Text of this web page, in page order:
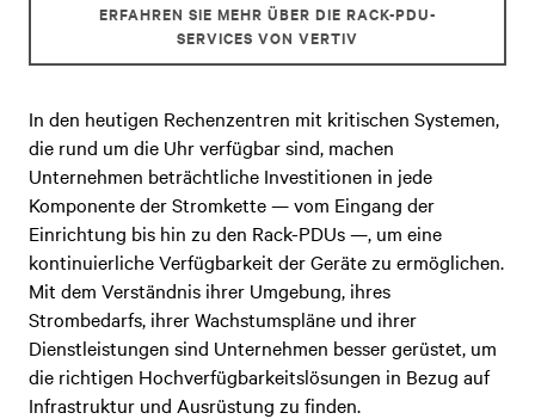
ERFAHREN SIE MEHR ÜBER DIE RACK-PDU-
SERVICES VON VERTIV
In den heutigen Rechenzentren mit kritischen Systemen,
die rund um die Uhr verfügbar sind, machen
Unternehmen beträchtliche Investitionen in jede
Komponente der Stromkette — vom Eingang der
Einrichtung bis hin zu den Rack-PDUs —, um eine
kontinuierliche Verfügbarkeit der Geräte zu ermöglichen.
Mit dem Verständnis ihrer Umgebung, ihres
Strombedarfs, ihrer Wachstumspläne und ihrer
Dienstleistungen sind Unternehmen besser gerüstet, um
die richtigen Hochverfügbarkeitslösungen in Bezug auf
Infrastruktur und Ausrüstung zu finden.